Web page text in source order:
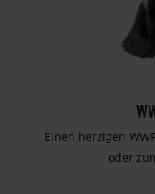
Einen herzigen
oder